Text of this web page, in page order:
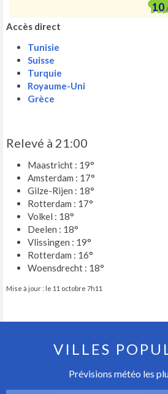
10
Accès direct
Tunisie
Suisse
Turquie
Royaume-Uni
Grèce
Relevé à 21:00
Maastricht : 19°
Amsterdam : 17°
Gilze-Rijen : 18°
Rotterdam : 17°
Volkel : 18°
Deelen : 18°
Vlissingen : 19°
Rotterdam : 16°
Woensdrecht : 18°
Mise à jour : le 11 octobre 7h11
VILLES
Prévisions météo les